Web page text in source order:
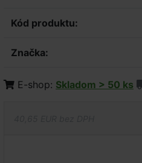
Kód produktu:
Značka:
E-shop: Skladom > 50 ks